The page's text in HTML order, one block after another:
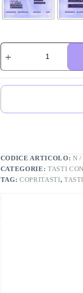
CODICE ARTICOLO: N /
CATEGORIE: TASTI
TAG:COPRITASTI,